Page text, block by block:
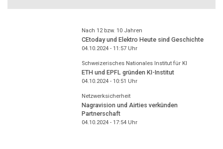
Nach 12 bzw. 10 Jahren
CEtoday und Elektro Heute sind Geschichte
04.10.2024 - 11:57Uhr
Schweizerisches Nationales Institut für KI
ETH und EPFL gründen KI-Institut
04.10.2024 - 10:51 Uhr
Netzwerksicherheit
Nagravision und Airties verkünden
Partnerschaft
04.10.2024 - 17:54Uhr